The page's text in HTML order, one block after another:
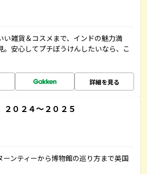
雑貨＆コスメまで、インドの魅力満
安心してプチぼうけんしたいなら、こ
詳細を見る
０２４～２０２５
ンティーから博物館の巡り方まで英国